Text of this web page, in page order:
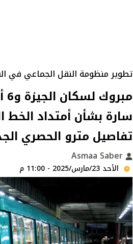
تطوير منظومة النقل الجماعي في
سارة بشأن أمتداد الخط
تفاصيل مترو الحصري
الأحد 23/مارس/2025 - 11:00 م